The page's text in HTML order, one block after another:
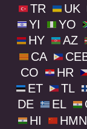
TR
UK
YI
YO
HY
AZ
CA
CO
HR
ET
TL
DE
EL
HI
HMN